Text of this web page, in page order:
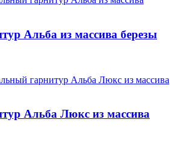
Альба из массива березы
Альба Люкс из массива